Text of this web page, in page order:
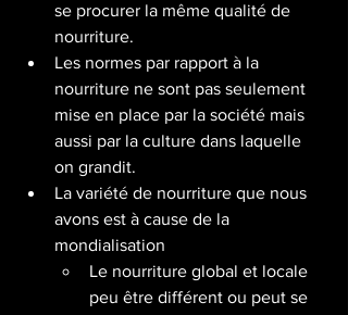
se procurer la même qualité de
nourriture.
Les normes par rapport à la
nourriture ne sont pas seulement
mise en place par la société mais
aussi par la culture dans laquelle
on grandit.
La variété de nourriture que nous
avons est à cause de la
mondialisation
Le nourriture global et locale
peu être différent ou peut se